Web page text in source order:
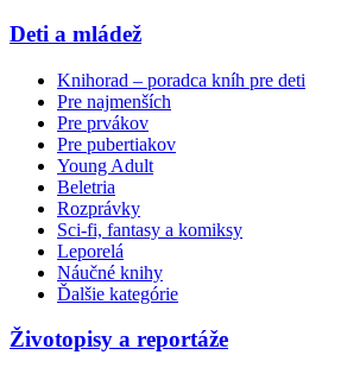
Deti a mládež
Knihorad – poradca kníh pre deti
Pre najmenších
Pre prvákov
Pre pubertiakov
Young Adult
Beletria
Rozprávky
Sci-fi, fantasy a komiksy
Leporelá
Náučné knihy
Ďalšie kategórie
Životopisy a reportáže